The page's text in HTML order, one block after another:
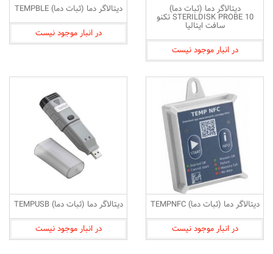
دیتالاگر دما (ثبات دما)
STERILDISK PROBE 10 تکنو
سافت ایتالیا
در انبار موجود نیست
دیتالاگر دما (ثبات دما) TEMPBLE
در انبار موجود نیست
دیتالاگر دما (ثبات دما) TEMPNFC
در انبار موجود نیست
دیتالاگر دما (ثبات دما) TEMPUSB
در انبار موجود نیست